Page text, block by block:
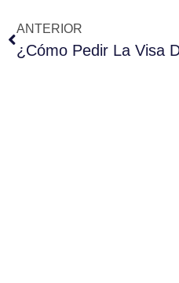
ANTERIOR
¿Cómo Pedir La Visa